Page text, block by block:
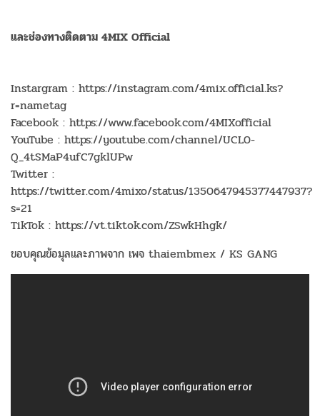
และช่องทางติดตาม 4MIX Official
Instargram : https://instagram.com/4mix.official.ks?
r=nametag
Facebook : https://www.facebook.com/4MIXofficial
YouTube : https://youtube.com/channel/UCL0-
Q_4tSMaP4ufC7gklUPw
Twitter :
https://twitter.com/4mixo/status/1350647945377447937?
s=21
TikTok : https://vt.tiktok.com/ZSwkHhgk/
ขอบคุณข้อมุลและภาพจาก เพจ thaiembmex / KS GANG